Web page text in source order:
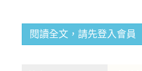
閱讀全文，請先登入會員